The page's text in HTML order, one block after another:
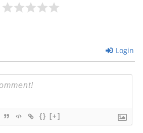
Login
{} [+]